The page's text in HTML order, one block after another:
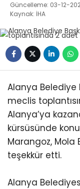
Güncelleme: 03-12-
Kaynak: İHA
Alanya Belediye
meclis
Alanya’ya
kürsüsünde
Marangoz, Mola
teşekkür etti.
Alanya